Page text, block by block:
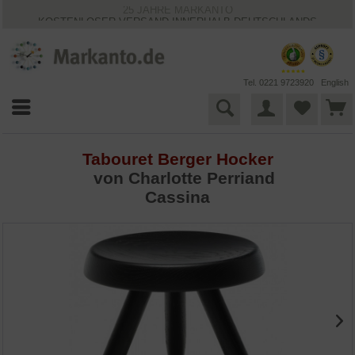
KOSTENLOSER VERSAND INNERHALB DEUTSCHLANDS
VIELFÄLTIGE ZAHLUNGSMÖGLICHKEITEN
BESTPRICE-GARANTIE
Tel. 0221 9723920 English
Tabouret Berger Hocker
von Charlotte Perriand
Cassina